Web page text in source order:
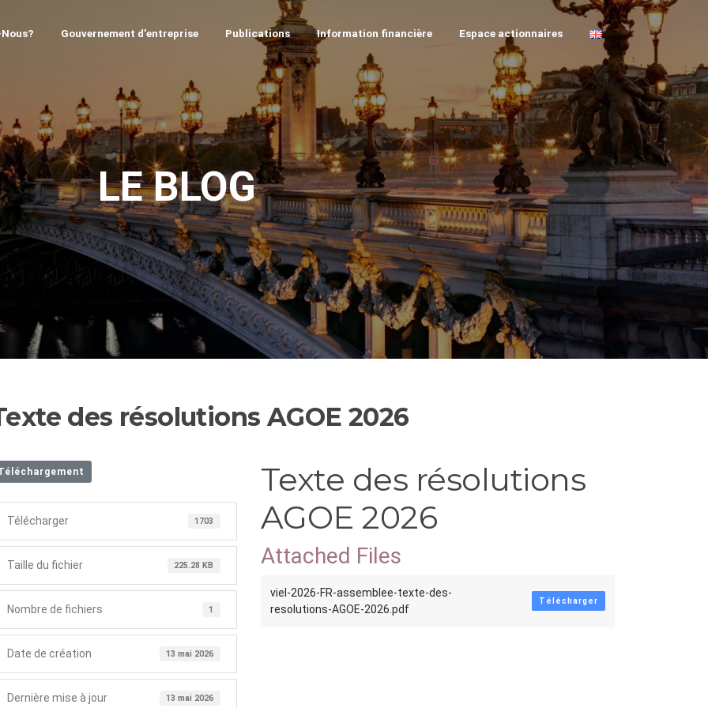
Gouvernement d’entreprise Publications Information financière Espace actionnaires
LE BLOG
des résolutions AGOE 2026
Télécharger 1703
Taille du fichier 225.28 KB
Nombre de fichiers 1
Date de création 13 mai 2026
Dernière mise à jour 13 mai 2026
Texte des résolutions
AGOE 2026
Attached Files
viel-2026-FR-assemblee-texte-des-
resolutions-AGOE-2026.pdf
Télécharger